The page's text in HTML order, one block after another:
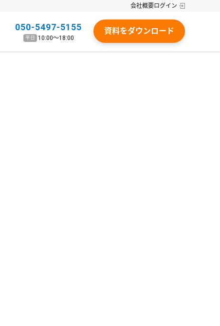
050-5497-5155
平日 10:00〜18:00
資料をダウンロード
会社概要ログイン